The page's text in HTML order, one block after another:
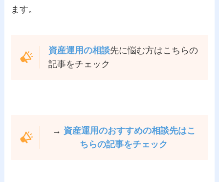
ます。
資産運用の相談先に悩む方はこちらの
記事をチェック
→ 資産運用のおすすめの相談先はこ
ちらの記事をチェック